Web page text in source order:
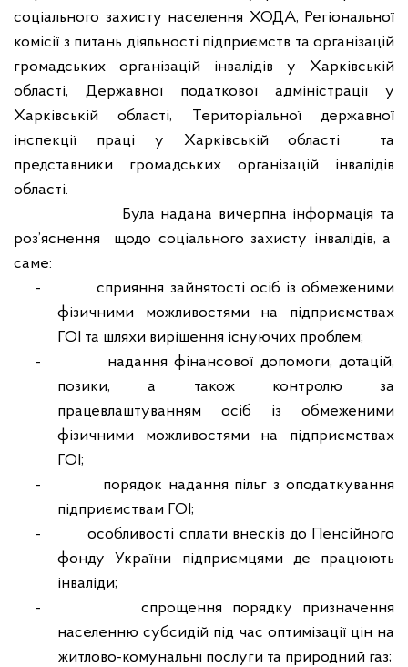
соціального захисту населення ХОДА, Регіональної
комісії з питань діяльності підприємств та організацій
громадських організацій інвалідів у Харківській
області, Державної податкової адміністрації у
Харківській області, Територіальної державної
інспекції праці у Харківській області
та
представники громадських організацій інвалідів
області.
Була надана вичерпна інформація та
роз’яснення
щодо соціального захисту інвалідів, а
саме:
-
сприяння зайнятості осіб із обмеженими
фізичними можливостями на підприємствах
ГОІ та шляхи вирішення існуючих проблем;
-
надання фінансової допомоги, дотацій,
позики, а також контролю за
працевлаштуванням осіб із обмеженими
фізичними можливостями на підприємствах
ГОІ;
-
порядок надання пільг з оподаткування
підприємствам ГОІ;
-
особливості сплати внесків до Пенсійного
фонду України підприємцями де працюють
інваліди;
-
спрощення порядку призначення
населенню субсидій під час оптимізації цін на
житлово-комунальні послуги та природний газ;